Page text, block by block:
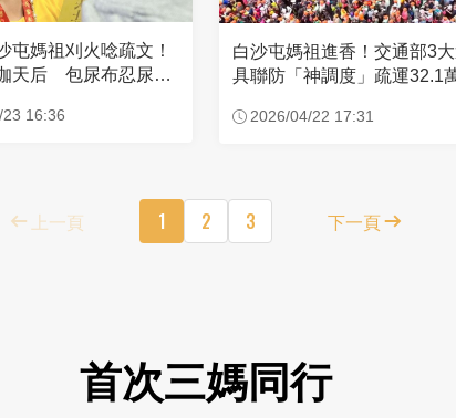
屯媽祖刈火唸疏文！
天后 包尿布忍尿5
16:36
白沙屯媽祖進香！交通部3
具聯防「神調度」疏運32.1
2026/04/22 17:31
上一頁 1 2 3 下一頁
首次三媽同行